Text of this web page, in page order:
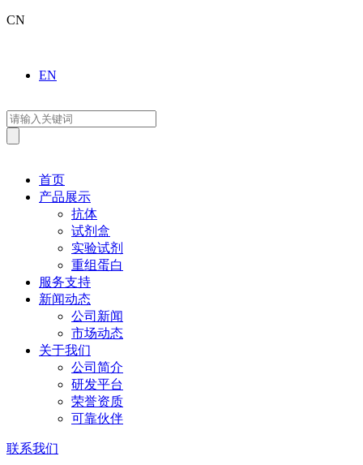
CN
EN
首页
产品展示
抗体
试剂盒
实验试剂
重组蛋白
服务支持
新闻动态
公司新闻
市场动态
关于我们
公司简介
研发平台
荣誉资质
可靠伙伴
联系我们